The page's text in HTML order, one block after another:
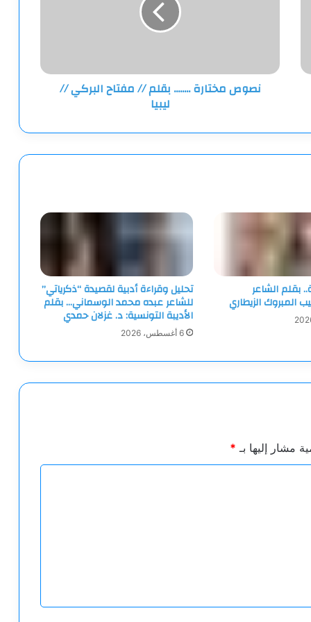
ليبيا
نصوص مختارة ........ بقلم // مفتاح البركي //
ليبيا
الشاعر
المبروك الزيطاري
تحليل وقراءة أدبية لقصيدة “ذكرياتي”
للشاعر عبده محمد الوسماني… بقلم
الأديبة التونسية: د. غزلان حمدي
6 أغسطس، 2026
مشار إليها بـ *